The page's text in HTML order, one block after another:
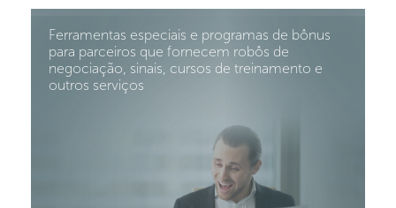
Ferramentas especiais e programas de bônus
para parceiros que fornecem robôs de
negociação, sinais, cursos de treinamento e
outros serviços